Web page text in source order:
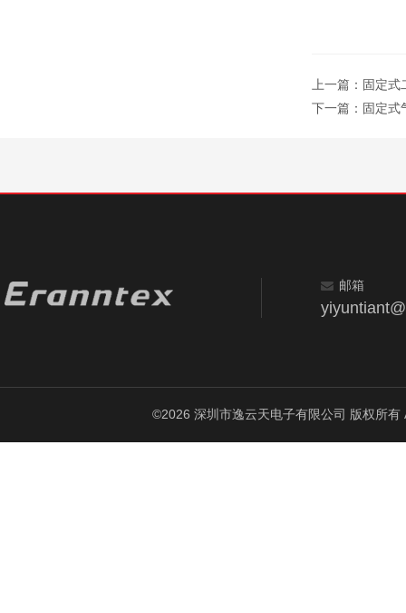
上一篇： 固定式
下一篇： 固定式
邮箱
©2026 深圳市逸云天电子有限公司 版权所有